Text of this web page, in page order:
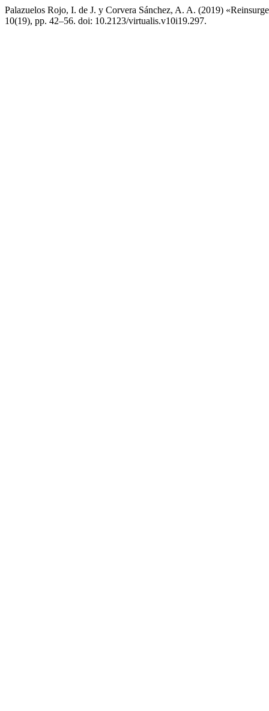
Palazuelos Rojo, I. de J. y Corvera Sánchez, A. A. (2019)
10(19), pp. 42–56. doi: 10.2123/virtualis.v10i19.297.